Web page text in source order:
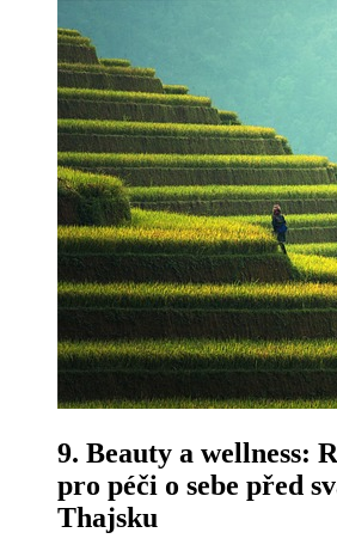
9. Beauty a wellness:
pro péči o sebe před
Thajsku